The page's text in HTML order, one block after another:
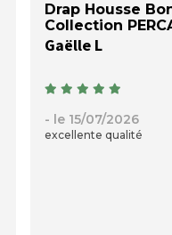
Drap Housse
Collection
Gaëlle L
- le 15/07/2026
excellente qualité